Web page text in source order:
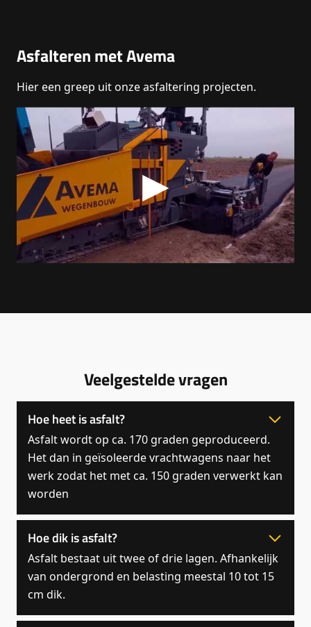
Asfalteren met Avema
Hier een greep uit onze asfaltering projecten.
▶
Veelgestelde vragen
Hoe heet is asfalt?
Asfalt wordt op ca. 170 graden geproduceerd.
Het dan in geïsoleerde vrachtwagens naar het
werk zodat het met ca. 150 graden verwerkt kan
worden
Hoe dik is asfalt?
Asfalt bestaat uit twee of drie lagen. Afhankelijk
van ondergrond en belasting meestal 10 tot 15
cm dik.